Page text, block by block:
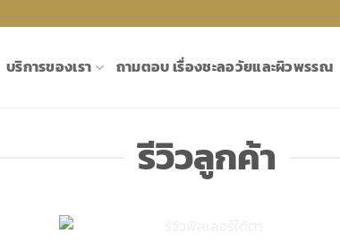
บริการของเรา ถามตอบ เรื่องชะลอวัยและผิวพรรณ
รีวิวลูกค้า